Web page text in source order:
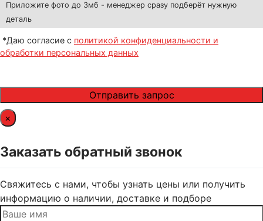
Приложите фото до 3мб - менеджер сразу подберёт нужную
деталь
*Даю согласие с политикой конфиденциальности и
обработки персональных данных
×
Заказать обратный звонок
Свяжитесь с нами, чтобы узнать цены или получить
информацию о наличии, доставке и подборе